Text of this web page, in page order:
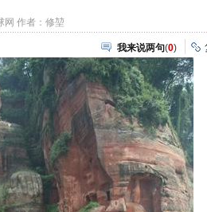
网 作者：修堃
我来说两句(0)